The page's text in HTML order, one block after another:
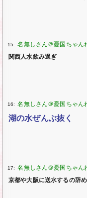
15:
関西人水飲み過ぎ
16:
湖の水ぜんぶ抜く
17:
京都や大阪に送水するの辞